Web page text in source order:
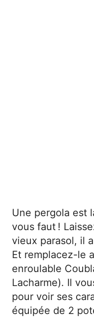
Une pergola est
vous faut !
vieux parasol, il
Et remplacez-le
enroulable
Lacharme). Il
pour voir ses
équipée de 2